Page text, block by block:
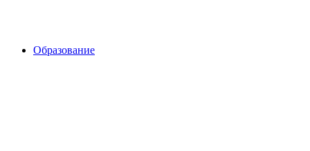
Образование